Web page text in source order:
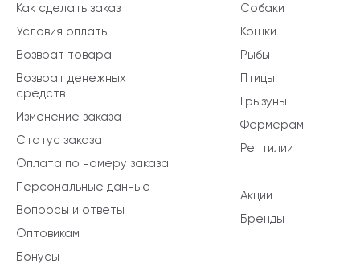
Собаки
Кошки
Рыбы
Птицы
Грызуны
Фермерам
Рептилии
Акции
Бренды
Как сделать заказ
Условия оплаты
Возврат товара
Возврат денежных
средств
Изменение заказа
Статус заказа
Оплата по номеру заказа
Персональные данные
Вопросы и ответы
Оптовикам
Бонусы